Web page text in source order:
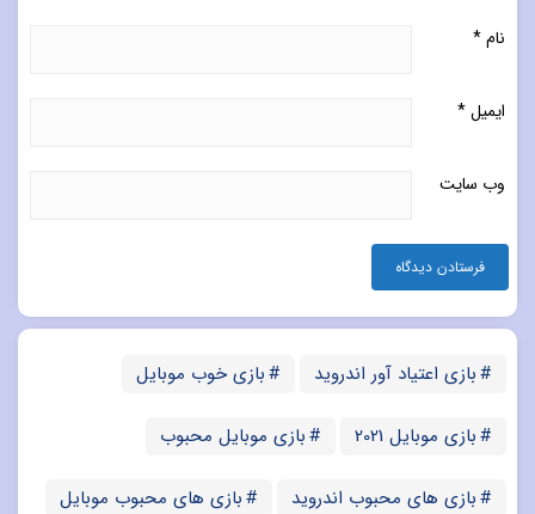
نام*
ایمیل*
وب‌ سایت
بازی اعتیاد آور اندروید بازی خوب موبایل
بازی موبایل 2021 بازی موبایل محبوب
بازی های محبوب اندروید بازی های محبوب موبایل